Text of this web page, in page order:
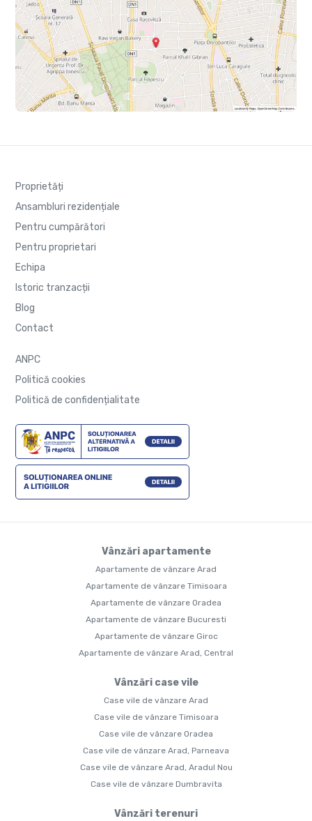
Proprietăți
Ansambluri rezidențiale
Pentru cumpărători
Pentru proprietari
Echipa
Istoric tranzacții
Blog
Contact
ANPC
Politică cookies
Politică de confidențialitate
Vânzări apartamente
Apartamente de vânzare Arad
Apartamente de vânzare Timisoara
Apartamente de vânzare Oradea
Apartamente de vânzare Bucuresti
Apartamente de vânzare Giroc
Apartamente de vânzare Arad, Central
Vânzări case vile
Case vile de vânzare Arad
Case vile de vânzare Timisoara
Case vile de vânzare Oradea
Case vile de vânzare Arad, Parneava
Case vile de vânzare Arad, Aradul Nou
Case vile de vânzare Dumbravita
Vânzări terenuri